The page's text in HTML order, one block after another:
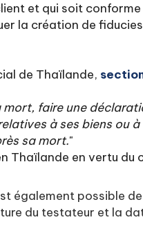
et qui soit
la création de
de Thaïlande,
mort, faire une
à ses biens ou
sa mort."
Thaïlande en vertu du
également possible
du testateur et la